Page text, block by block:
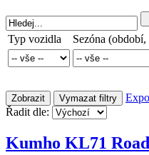
Typ vozidla Sezóna
Zobrazit Vymazat filtry
Řadit dle:
Kumho KL71